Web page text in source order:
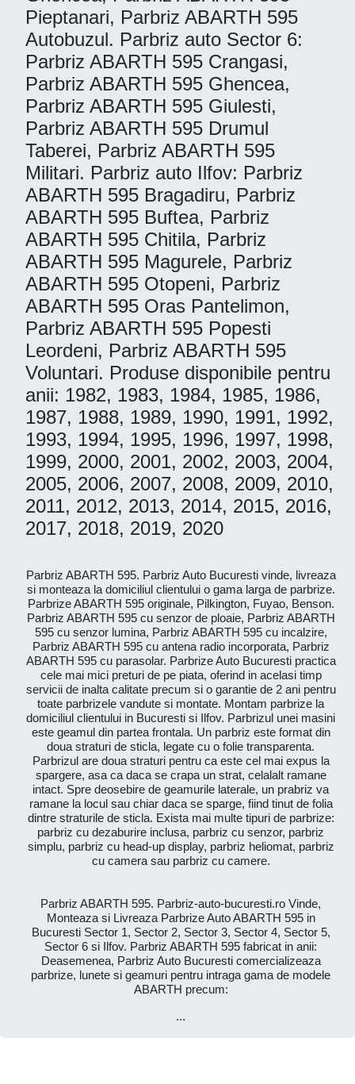
Pieptanari, Parbriz ABARTH 595
Autobuzul. Parbriz auto Sector 6:
Parbriz ABARTH 595 Crangasi,
Parbriz ABARTH 595 Ghencea,
Parbriz ABARTH 595 Giulesti,
Parbriz ABARTH 595 Drumul
Taberei, Parbriz ABARTH 595
Militari. Parbriz auto Ilfov: Parbriz
ABARTH 595 Bragadiru, Parbriz
ABARTH 595 Buftea, Parbriz
ABARTH 595 Chitila, Parbriz
ABARTH 595 Magurele, Parbriz
ABARTH 595 Otopeni, Parbriz
ABARTH 595 Oras Pantelimon,
Parbriz ABARTH 595 Popesti
Leordeni, Parbriz ABARTH 595
Voluntari. Produse disponibile pentru
anii: 1982, 1983, 1984, 1985, 1986,
1987, 1988, 1989, 1990, 1991, 1992,
1993, 1994, 1995, 1996, 1997, 1998,
1999, 2000, 2001, 2002, 2003, 2004,
2005, 2006, 2007, 2008, 2009, 2010,
2011, 2012, 2013, 2014, 2015, 2016,
2017, 2018, 2019, 2020
Parbriz ABARTH 595. Parbriz Auto Bucuresti vinde, livreaza
si monteaza la domiciliul clientului o gama larga de parbrize.
Parbrize ABARTH 595 originale, Pilkington, Fuyao, Benson.
Parbriz ABARTH 595 cu senzor de ploaie, Parbriz ABARTH
595 cu senzor lumina, Parbriz ABARTH 595 cu incalzire,
Parbriz ABARTH 595 cu antena radio incorporata, Parbriz
ABARTH 595 cu parasolar. Parbrize Auto Bucuresti practica
cele mai mici preturi de pe piata, oferind in acelasi timp
servicii de inalta calitate precum si o garantie de 2 ani pentru
toate parbrizele vandute si montate. Montam parbrize la
domiciliul clientului in Bucuresti si Ilfov. Parbrizul unei masini
este geamul din partea frontala. Un parbriz este format din
doua straturi de sticla, legate cu o folie transparenta.
Parbrizul are doua straturi pentru ca este cel mai expus la
spargere, asa ca daca se crapa un strat, celalalt ramane
intact. Spre deosebire de geamurile laterale, un prabriz va
ramane la locul sau chiar daca se sparge, fiind tinut de folia
dintre straturile de sticla. Exista mai multe tipuri de parbrize:
parbriz cu dezaburire inclusa, parbriz cu senzor, parbriz
simplu, parbriz cu head-up display, parbriz heliomat, parbriz
cu camera sau parbriz cu camere.
Parbriz ABARTH 595. Parbriz-auto-bucuresti.ro Vinde,
Monteaza si Livreaza Parbrize Auto ABARTH 595 in
Bucuresti Sector 1, Sector 2, Sector 3, Sector 4, Sector 5,
Sector 6 si Ilfov. Parbriz ABARTH 595 fabricat in anii:
Deasemenea, Parbriz Auto Bucuresti comercializeaza
parbrize, lunete si geamuri pentru intraga gama de modele
ABARTH precum:
...